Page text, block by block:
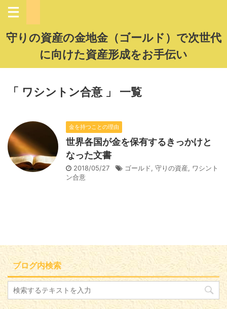
守りの資産の金地金（ゴールド）で次世代
に向けた資産形成をお手伝い
「 ワシントン合意 」 一覧
金を持つことの理由
世界各国が金を保有するきっかけと
なった文書
2018/05/27 ゴールド, 守りの資産, ワシント
ン合意
ブログ内検索